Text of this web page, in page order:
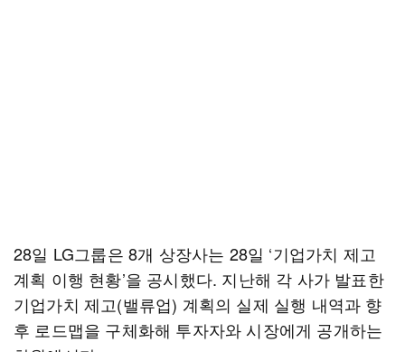
28일 LG그룹은 8개 상장사는 28일 ‘기업가치 제고
계획 이행 현황’을 공시했다. 지난해 각 사가 발표한
기업가치 제고(밸류업) 계획의 실제 실행 내역과 향
후 로드맵을 구체화해 투자자와 시장에게 공개하는